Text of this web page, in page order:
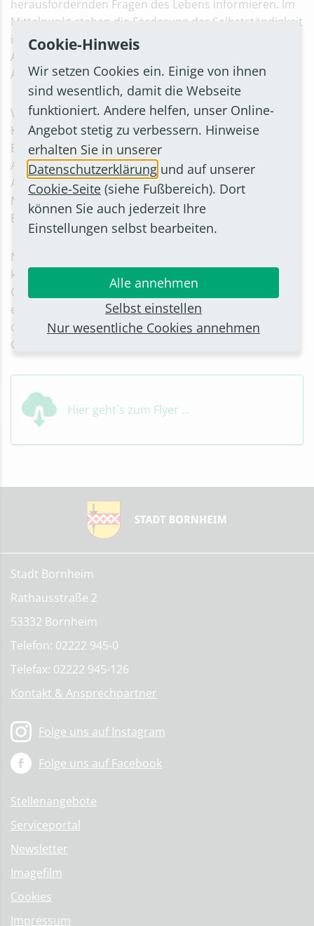
herausfordernden Fragen des Lebens informieren. Im
Mittelpunkt stehen die Förderung der Selbstständigkeit
im Alter, Möglichkeiten der ambulanten Pflege sowie
Angebote und Dienstleistungen aus Bornheim und
Alfter.
Vertreter verschiedener Wohlfahrtsverbände, der
Kriminalpolizei, des ambulanten Hospizdienstes
Bornheim und anderer gemeinwohlorientierter
Anbieter aus der Umgebung bieten Beratungen an.
Auch die Seniorenberaterinnen Birgit Haller und Marie
Neumann sowie der Seniorenbeirat der Stadt
Bornheim stehen für Gespräche zur Verfügung.
Neben den Informationsständen erwarten die Gäste
kurze Fachvorträge und kleine Tanz- und
Gesangsdarbietungen. Der Eintritt ist kostenlos, und
eine vorherige Anmeldung ist nicht erforderlich. Für
das leibliche Wohl sorgen kostenfreie alkoholfreie
Getränke, Kaffee und Kuchen.
Hier geht´s zum Flyer ...
Stadt Bornheim
Rathausstraße 2
53332 Bornheim
Telefon: 02222 945-0
Telefax: 02222 945-126
Kontakt & Ansprechpartner
Folge uns auf Instagram
Folge uns auf Facebook
Stellenangebote
Serviceportal
Newsletter
Imagefilm
Cookies
Impressum
Cookie-Hinweis
Wir setzen Cookies ein. Einige von ihnen
sind wesentlich, damit die Webseite
funktioniert. Andere helfen, unser Online-
Angebot stetig zu verbessern. Hinweise
erhalten Sie in unserer
Datenschutzerklärung und auf unserer
Cookie-Seite (siehe Fußbereich). Dort
können Sie auch jederzeit Ihre
Einstellungen selbst bearbeiten.
Alle annehmen
Selbst einstellen
Nur wesentliche Cookies annehmen